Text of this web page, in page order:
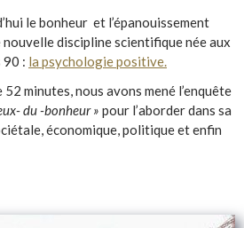
le bonheur et l’épanouissement
nouvelle discipline scientifique née aux
90 : la psychologie positive.
minutes, nous avons mené l’enquête
du -bonheur » pour l’aborder dans sa
économique, politique et enfin